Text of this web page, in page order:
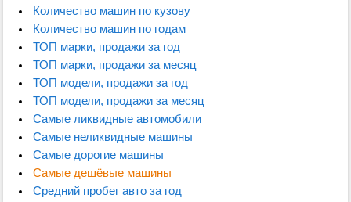
Количество машин по кузову
Количество машин по годам
ТОП марки, продажи за год
ТОП марки, продажи за месяц
ТОП модели, продажи за год
ТОП модели, продажи за месяц
Самые ликвидные автомобили
Самые неликвидные машины
Самые дорогие машины
Самые дешёвые машины
Средний пробег авто за год